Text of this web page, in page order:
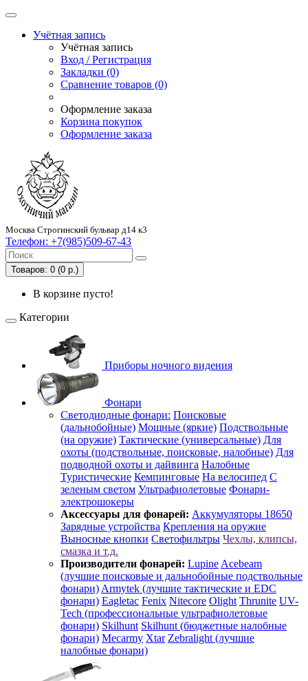
Учётная запись
Учётная запись
Вход / Регистрация
Закладки (0)
Сравнение товаров (0)
Оформление заказа
Корзина покупок
Оформление заказа
Москва Строгинский бульвар д14 к3
Телефон: +7(985)509-67-43
Товаров: 0 (0 р.)
В корзине пусто!
Категории
Приборы ночного видения
Фонари
Светодиодные фонари: Поисковые
(дальнобойные) Мощные (яркие) Подствольные
(на оружие) Тактические (универсальные) Для
охоты (подствольные, поисковые, налобные) Для
подводной охоты и дайвинга Налобные
Туристические Кемпинговые На велосипед С
зеленым светом Ультрафиолетовые Фонари-
электрошокеры
Аксессуары для фонарей: Аккумуляторы 18650
Зарядные устройства Крепления на оружие
Выносные кнопки Светофильтры Чехлы, клипсы,
смазка и т.д.
Производители фонарей: Lupine Acebeam
(лучшие поисковые и дальнобойные подствольные
фонари) Armytek (лучшие тактические и EDC
фонари) Eagletac Fenix Nitecore Olight Thrunite UV-
Tech (профессиональные ультрафиолетовые
фонари) Skilhunt Skilhunt (бюджетные налобные
фонари) Mecarmy Xtar Zebralight (лучшие
налобные фонари)